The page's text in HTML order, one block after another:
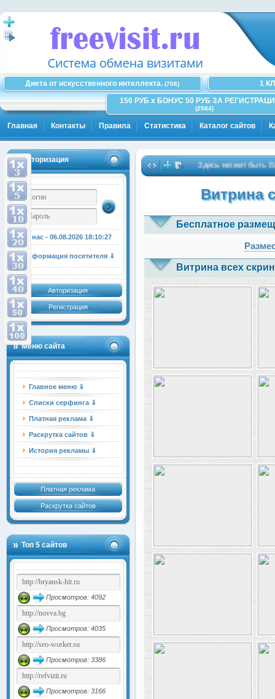
Диета от искусственного интеллекта. (706)
1
150 РУБ x БОНУС 50 РУБ ЗА
(2584)
Главная Контакты Правила Статистика Каталог сайтов
Авторизация
У нас - 06.08.2026 18:10:28
Информация посетителя ⇓
Авторизация
Регистрация
Меню сайта
Главное меню ⇓
Списки серфинга ⇓
Платная реклама ⇓
Раскрутка сайтов ⇓
История рекламы ⇓
Платная реклама
Раскрутка сайтов
Топ 5 сайтов
Просмотров: 4092
Просмотров: 4035
Просмотров: 3386
Просмотров: 3166
Здесь может быть Ваша
Витрина
Бесплатное
Витрина всех